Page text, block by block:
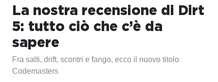
La nostra recensione di Dirt
5: tutto ciò che c’è da
sapere
Fra salti, drift, scontri e fango, ecco il nuovo titolo
Codemasters